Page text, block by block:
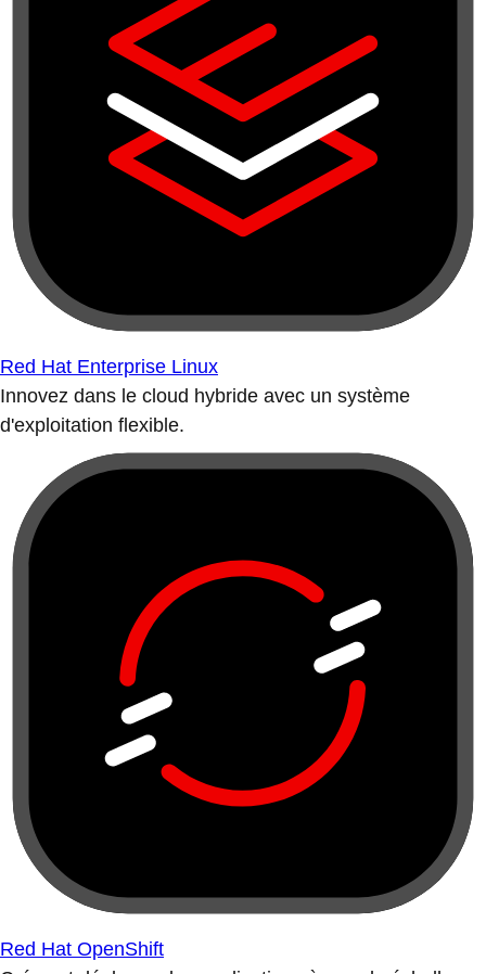
Red Hat Enterprise Linux
Innovez dans le cloud hybride avec un système
d'exploitation flexible.
Red Hat OpenShift